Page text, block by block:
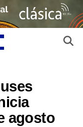
agosto